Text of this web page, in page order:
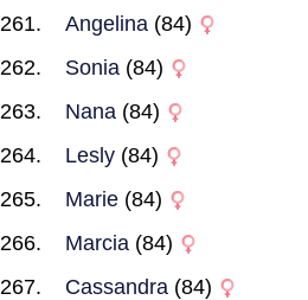
Angelina (84)
Sonia (84)
Nana (84)
Lesly (84)
Marie (84)
Marcia (84)
Cassandra (84)